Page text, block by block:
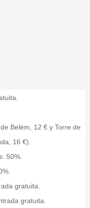
Belém, 12 € y Torre de
16 €).
50%.
gratuita.
gratuita.